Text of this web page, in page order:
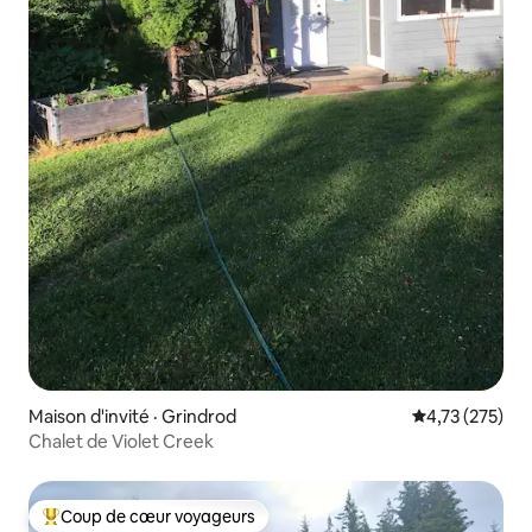
Maison d'invité · Grindrod Note
4,73 (275)
Chalet de Violet Creek
Coup de cœur voyageurs parmi les plus aimés
Coup de cœur voyageurs